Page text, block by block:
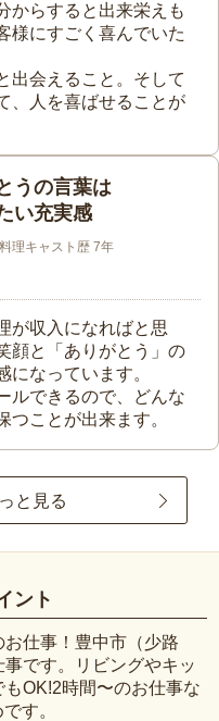
からすると出来栄えも
様にすごく喜んでいた
出会えること。そして
、人を喜ばせることが
うの言葉は
い充実感
理キャスト歴 7年
が収入になればと思
顔と「ありがとう」の
なっています。
ルできるので、どんな
つことが出来ます。
と見る
ント
仕事！豊中市（少路
です。リビングやキッ
OK!2時間〜のお仕事な
す。